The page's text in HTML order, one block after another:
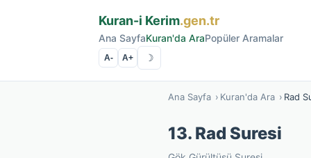
Kuran-i Kerim.gen.tr
Ana SayfaKuran'da AraPopüler Aramalar
A- A+ ☽
Ana Sayfa › Kuran'da Ara › Rad
13. Rad Suresi